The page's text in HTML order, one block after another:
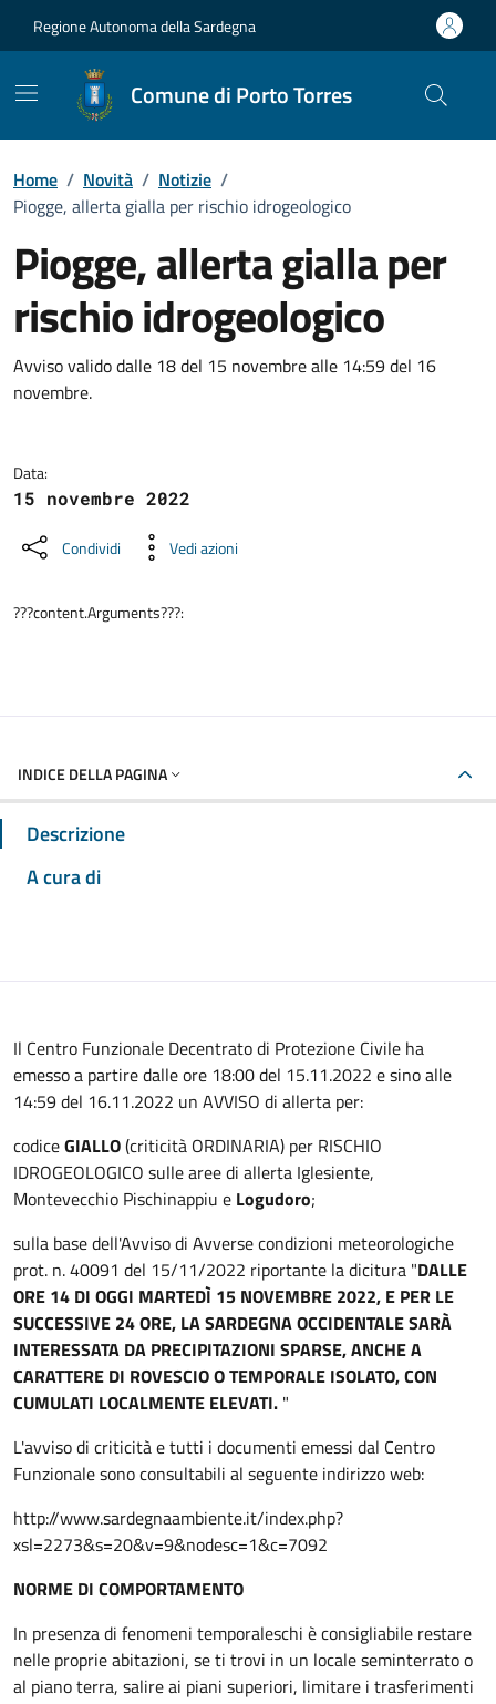
Regione Autonoma della Sardegna
Comune di Porto Torres
Home / Novità / Notizie /
Piogge, allerta gialla per rischio idrogeologico
Piogge, allerta gialla per
rischio idrogeologico
Dettagli della notizia
Avviso valido dalle 18 del 15 novembre alle 14:59 del 16
novembre.
Data:
15 novembre 2022
Condividi Vedi azioni
???content.Arguments???:
INDICE DELLA PAGINA
Descrizione
A cura di
Il Centro Funzionale Decentrato di Protezione Civile ha
emesso a partire dalle ore 18:00 del 15.11.2022 e sino alle
14:59 del 16.11.2022 un AVVISO di allerta per:
codiceGIALLO(criticità ORDINARIA) per RISCHIO
IDROGEOLOGICO sulle aree di allerta Iglesiente,
Montevecchio Pischinappiu e Logudoro;
sulla base dell'Avviso di Avverse condizioni meteorologiche
prot. n. 40091 del 15/11/2022 riportante la dicitura "DALLE
ORE 14 DI OGGI MARTEDÌ 15 NOVEMBRE 2022, E PER LE
SUCCESSIVE 24 ORE, LA SARDEGNA OCCIDENTALE SARÀ
INTERESSATA DA PRECIPITAZIONI SPARSE, ANCHE A
CARATTERE DI ROVESCIO O TEMPORALE ISOLATO, CON
CUMULATI LOCALMENTE ELEVATI. "
L'avviso di criticità e tutti i documenti emessi dal Centro
Funzionale sono consultabili al seguente indirizzo web:
http://www.sardegnaambiente.it/index.php?
xsl=2273&s=20&v=9&nodesc=1&c=7092
NORME DI COMPORTAMENTO
In presenza di fenomeni temporaleschi è consigliabile restare
nelle proprie abitazioni, se ti trovi in un locale seminterrato o
al piano terra, salire ai piani superiori, limitare i trasferimenti